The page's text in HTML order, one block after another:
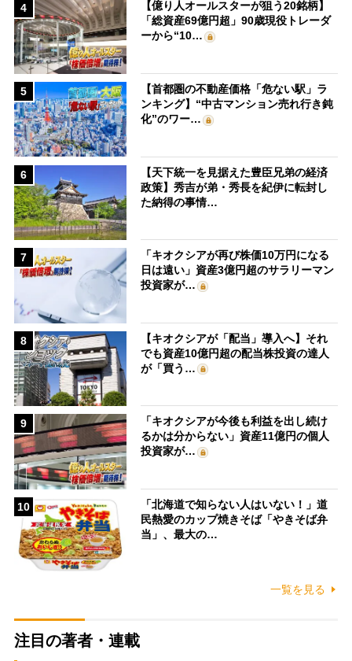
4
【億り人オールスターが狙う20銘柄】
「総資産69億円超」90歳現役トレーダ
ーから“10…
5
【首都圏の不動産価格「危ない駅」ラ
ンキング】“中古マンション売れ行き鈍
化”のワー…
6
【天下統一を見据えた豊臣兄弟の経済
政策】秀吉が弟・秀長を紀伊に転封し
た納得の事情…
7
「キオクシアが再び株価10万円になる
日は遠い」資産3億円超のサラリーマン
投資家が…
8
【キオクシアが「配当」導入へ】それ
でも資産10億円超の配当株投資の達人
が「買う…
9
「キオクシアが今後も利益を出し続け
るかは分からない」資産11億円の個人
投資家が…
10
「北海道で知らない人はいない！」道
民熱愛のカップ焼きそば「やきそば弁
当」、最大の…
一覧を見る
注目の著者・連載